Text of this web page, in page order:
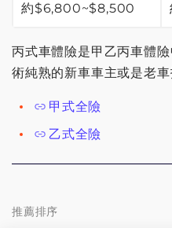
強制險+第三+超額+甲式
低保額第三責任險
超額責任險2000萬
只保強制險方案
超額責任險方案
約$6,800~$8,500
丙式車體險是甲乙丙車體
術純熟的新車車主或是老
甲式全險
乙式全險
推薦排序